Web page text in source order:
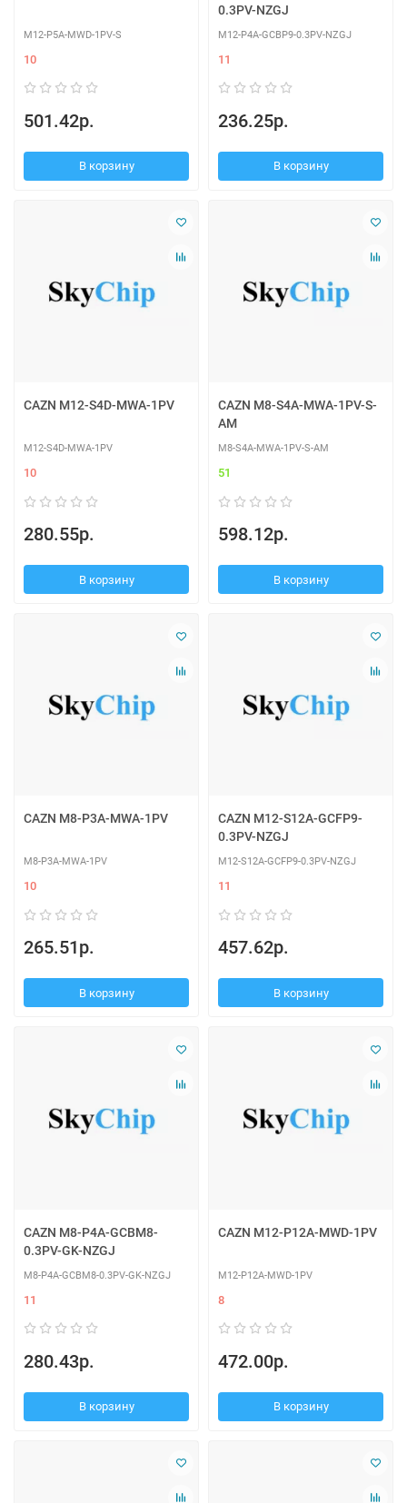
M12-P5A-MWD-1PV-S
10
501.42р.
В корзину
0.3PV-NZGJ
M12-P4A-GCBP9-0.3PV-NZGJ
11
236.25р.
В корзину
CAZN M12-S4D-MWA-1PV
M12-S4D-MWA-1PV
10
280.55р.
В корзину
CAZN M8-S4A-MWA-1PV-S-
AM
M8-S4A-MWA-1PV-S-AM
51
598.12р.
В корзину
CAZN M8-P3A-MWA-1PV
M8-P3A-MWA-1PV
10
265.51р.
В корзину
CAZN M12-S12A-GCFP9-
0.3PV-NZGJ
M12-S12A-GCFP9-0.3PV-NZGJ
11
457.62р.
В корзину
CAZN M8-P4A-GCBM8-
0.3PV-GK-NZGJ
M8-P4A-GCBM8-0.3PV-GK-NZGJ
11
280.43р.
В корзину
CAZN M12-P12A-MWD-1PV
M12-P12A-MWD-1PV
8
472.00р.
В корзину